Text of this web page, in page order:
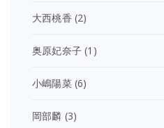
大西桃香 (2)
奥原妃奈子 (1)
小嶋陽菜(6)
岡部麟 (3)